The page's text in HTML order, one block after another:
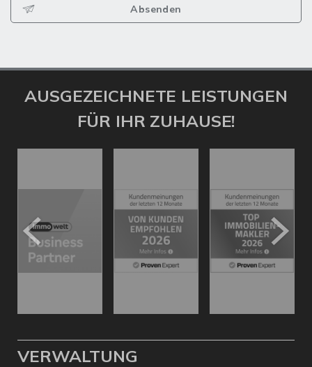
Absenden
AUSGEZEICHNETE LEISTUNGEN
FÜR IHR ZUHAUSE!
VERWALTUNG